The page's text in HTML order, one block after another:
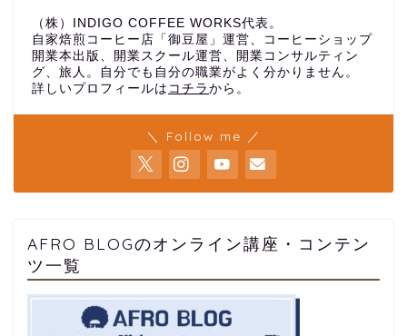
（株）INDIGO COFFEE WORKS代表。
自家焙煎コーヒー店「御豆屋」運営、コーヒーショップ
開業本出版、開業スクール運営、開業コンサルティン
グ、旅人。自分でも自分の職業がよく分かりません。
詳しいプロフィールは コチラ から。
＼ Follow me ／
AFRO BLOGのオンライン講座・コンテン
ツ一覧